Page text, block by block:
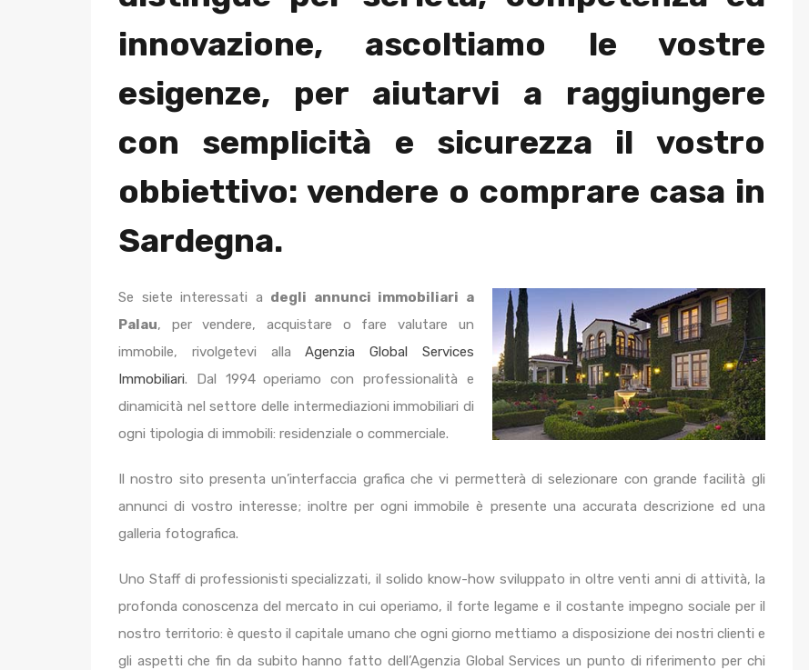
innovazione, ascoltiamo le vostre
esigenze, per aiutarvi a raggiungere
con semplicità e sicurezza il vostro
obbiettivo: vendere o comprare casa in
Sardegna.
Se siete interessati a degli annunci immobiliari a
Palau, per vendere, acquistare o fare valutare un
immobile, rivolgetevi allaAgenzia Global Services
Immobiliari. Dal 1994 operiamo con professionalità e
dinamicità nel settore delle intermediazioni immobiliari di
ogni tipologia di immobili: residenziale o commerciale.
Il nostro sito presenta un’interfaccia grafica che vi permetterà di selezionare con grande facilità gli
annunci di vostro interesse; inoltre per ogni immobile è presente una accurata descrizione ed una
galleria fotografica.
Uno Staff di professionisti specializzati, il solido know-how sviluppato in oltre venti anni di attività, la
profonda conoscenza del mercato in cui operiamo, il forte legame e il costante impegno sociale per il
nostro territorio: è questo il capitale umano che ogni giorno mettiamo a disposizione dei nostri clienti e
gli aspetti che fin da subito hanno fatto dell’Agenzia Global Services un punto di riferimento per chi